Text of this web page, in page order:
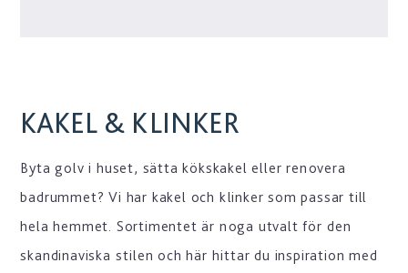
KAKEL & KLINKER
Byta golv i huset, sätta kökskakel eller renovera
badrummet? Vi har kakel och klinker som passar till
hela hemmet. Sortimentet är noga utvalt för den
skandinaviska stilen och här hittar du inspiration med